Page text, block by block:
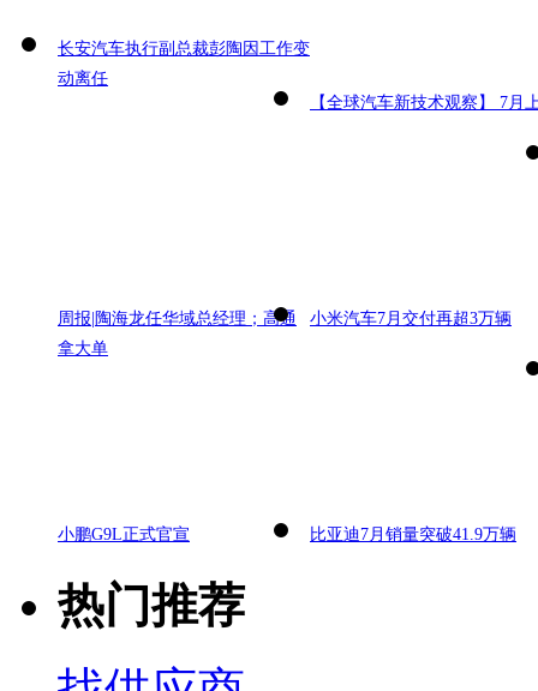
长安汽车执行副总裁彭陶因工作变
动离任
【全球汽车新技术观察】 7月
周报|陶海龙任华域总经理；高通
拿大单
小米汽车7月交付再超3万辆
小鹏G9L正式官宣 比亚迪7月销量突破41.9万辆
热门推荐